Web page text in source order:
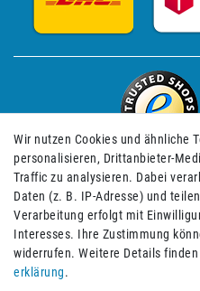
Impressum
Wir nutzen Cookies und ähnliche
personalisieren, Drittanbieter-
Traffic zu analysieren. Dabei
Daten (z. B. IP-Adresse) und
Verarbeitung erfolgt mit
Interesses. Ihre Zustimmung
widerrufen. Weitere Details
erklärung.